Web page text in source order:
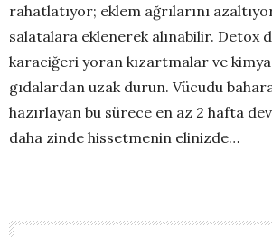
rahatlatıyor; eklem ağrılarını
salatalara eklenerek alınabilir. Detox
karaciğeri yoran kızartmalar ve
gıdalardan uzak durun. Vücudu
hazırlayan bu sürece en az 2 hafta
daha zinde hissetmenin elinizde…